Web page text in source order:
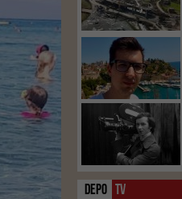
DEPO TV